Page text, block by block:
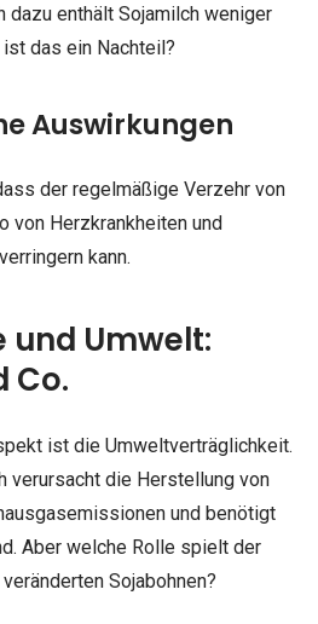
dazu enthält Sojamilch weniger
das ein Nachteil?
Auswirkungen
der regelmäßige Verzehr von
von Herzkrankheiten und
kann.
und Umwelt:
Co.
ist die Umweltverträglichkeit.
verursacht die Herstellung von
und benötigt
Aber welche Rolle spielt der
Sojabohnen?